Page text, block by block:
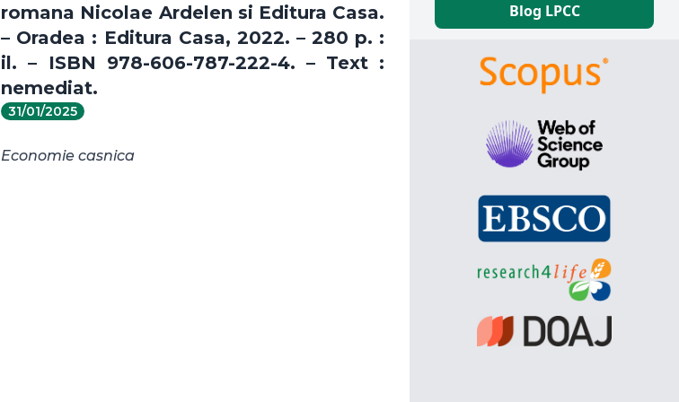
romana Nicolae Ardelen si Editura Casa.
– Oradea : Editura Casa, 2022. – 280 p. :
il. – ISBN 978-606-787-222-4. – Text :
nemediat.
31/01/2025
Economie casnica
Blog LPCC